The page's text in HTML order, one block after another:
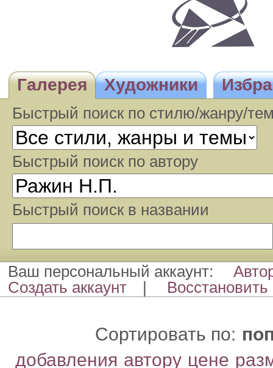
Галерея Художники
Быстрый поиск по стилю/жанру/
Быстрый поиcк по автору
Быстрый поиcк в названии
Ваш персональный аккаунт:
Создать аккаунт
| Восстановить
Сортировать по:
добавления автору цене